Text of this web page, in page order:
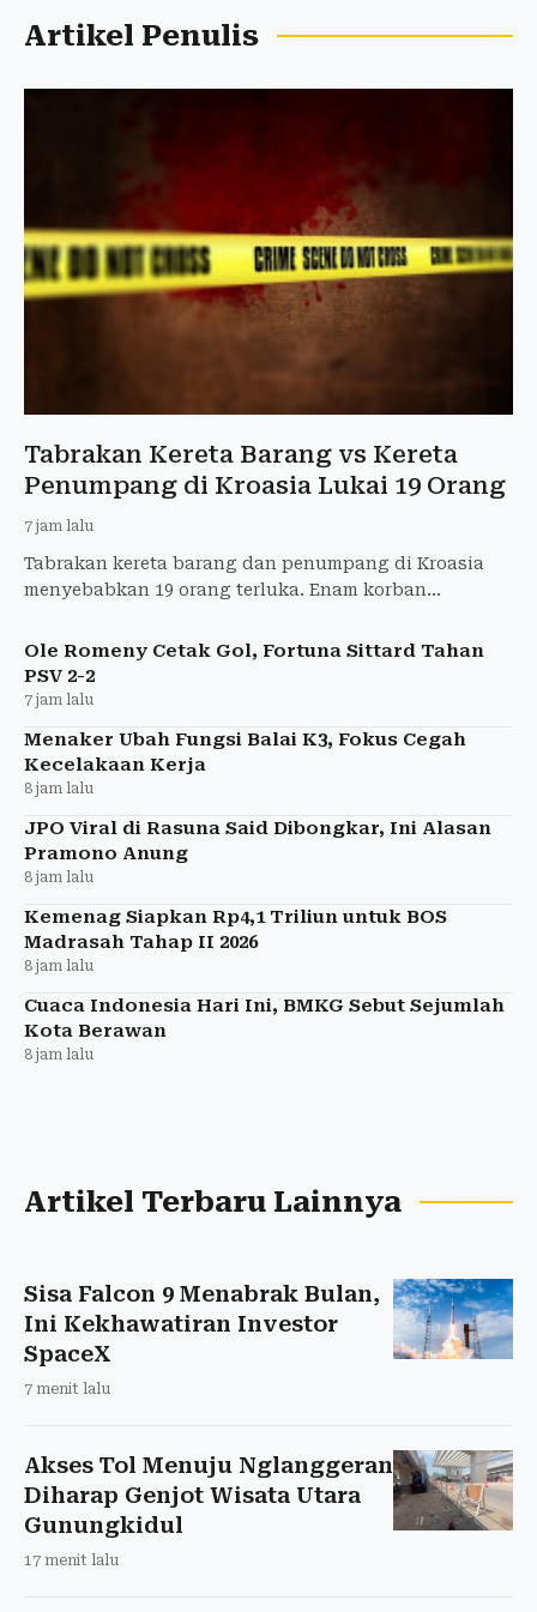
Artikel Penulis
Tabrakan Kereta Barang vs Kereta
Penumpang di Kroasia Lukai 19 Orang
7 jam lalu
Tabrakan kereta barang dan penumpang di Kroasia
menyebabkan 19 orang terluka. Enam korban
Ole Romeny Cetak Gol, Fortuna Sittard Tahan
PSV 2-2
7 jam lalu
Menaker Ubah Fungsi Balai K3, Fokus Cegah
Kecelakaan Kerja
8 jam lalu
JPO Viral di Rasuna Said Dibongkar, Ini Alasan
Pramono Anung
8 jam lalu
Kemenag Siapkan Rp4,1 Triliun untuk BOS
Madrasah Tahap II 2026
8 jam lalu
Cuaca Indonesia Hari Ini, BMKG Sebut Sejumlah
Kota Berawan
8 jam lalu
Artikel Terbaru Lainnya
Sisa Falcon 9 Menabrak Bulan,
Ini Kekhawatiran Investor
SpaceX
7 menit lalu
Akses Tol Menuju Nglanggeran
Diharap Genjot Wisata Utara
Gunungkidul
17 menit lalu